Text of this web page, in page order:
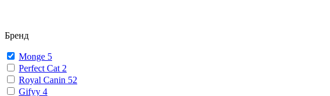
Бренд
Monge 5
Perfect Cat 2
Royal Canin 52
Gifyy 4